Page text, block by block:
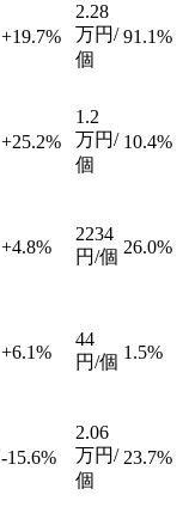
+19.7%
2.28
万円/
個
91.1%
+25.2%
1.2
万円/
個
10.4%
+4.8%
2234
円/個 26.0%
+6.1%
44
円/個 1.5%
-15.6%
2.06
万円/
個
23.7%